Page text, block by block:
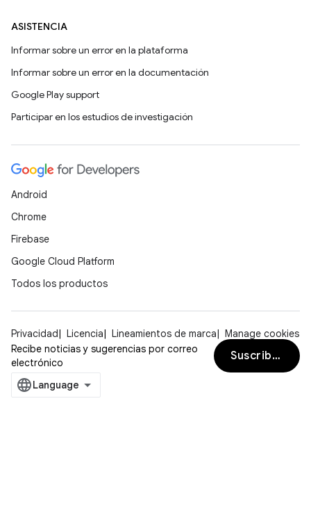
ASISTENCIA
Informar sobre un error en la plataforma
Informar sobre un error en la documentación
Google Play support
Participar en los estudios de investigación
Android
Chrome
Firebase
Google Cloud Platform
Todos los productos
Privacidad Licencia Lineamientos de marca
Manage cookies
Recibe noticias y sugerencias por correo
electrónico
Suscribirse